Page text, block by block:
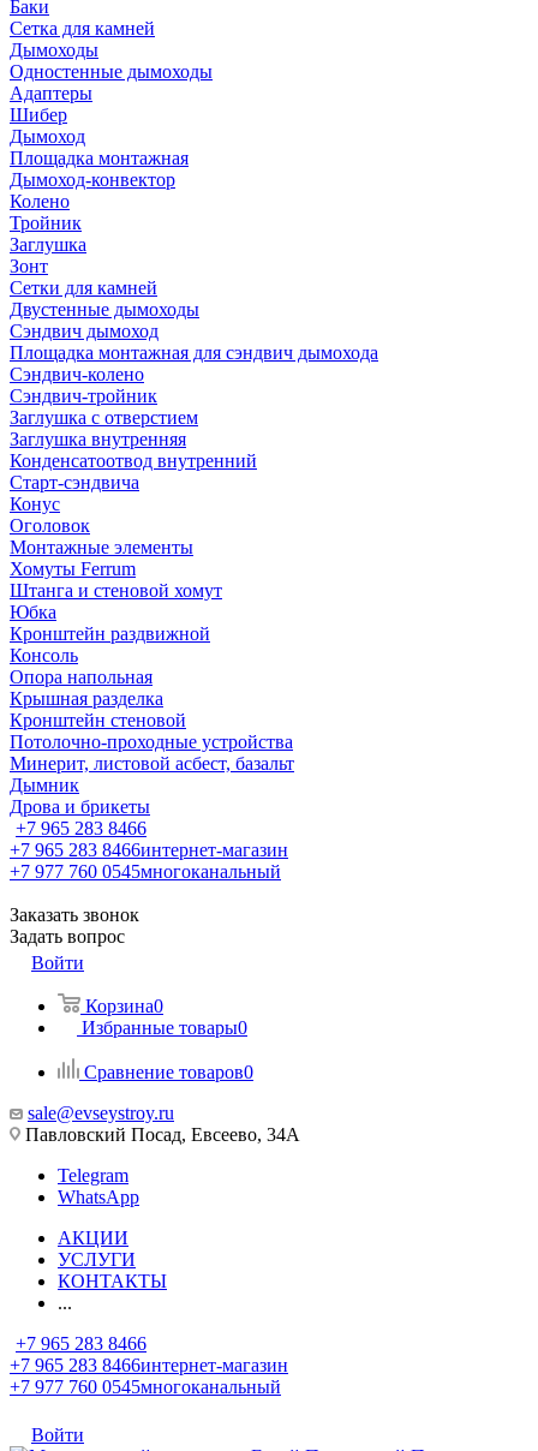
Баки
Сетка для камней
Дымоходы
Одностенные дымоходы
Адаптеры
Шибер
Дымоход
Площадка монтажная
Дымоход-конвектор
Колено
Тройник
Заглушка
Зонт
Сетки для камней
Двустенные дымоходы
Сэндвич дымоход
Площадка монтажная для сэндвич дымохода
Сэндвич-колено
Сэндвич-тройник
Заглушка с отверстием
Заглушка внутренняя
Конденсатоотвод внутренний
Старт-сэндвича
Конус
Оголовок
Монтажные элементы
Хомуты Ferrum
Штанга и стеновой хомут
Юбка
Кронштейн раздвижной
Консоль
Опора напольная
Крышная разделка
Кронштейн стеновой
Потолочно-проходные устройства
Минерит, листовой асбест, базальт
Дымник
Дрова и брикеты
+7 965 283 8466
+7 965 283 8466интернет-магазин
+7 977 760 0545многоканальный
Заказать звонок
Задать вопрос
Войти
Корзина0
Избранные товары0
Сравнение товаров0
sale@evseystroy.ru
Павловский Посад, Евсеево, 34А
Telegram
WhatsApp
АКЦИИ
УСЛУГИ
КОНТАКТЫ
...
+7 965 283 8466
+7 965 283 8466интернет-магазин
+7 977 760 0545многоканальный
Войти